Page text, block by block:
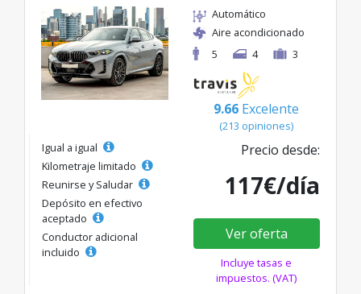
Automático
Aire acondicionado
5
4 3
9.66 Excelente
(213 opiniones)
Igual a igual
Kilometraje limitado
Reunirse y Saludar
Depósito en efectivo
aceptado
Conductor adicional
incluido
Precio desde:
117€/día
Ver oferta
Incluye tasas e
impuestos. (VAT)